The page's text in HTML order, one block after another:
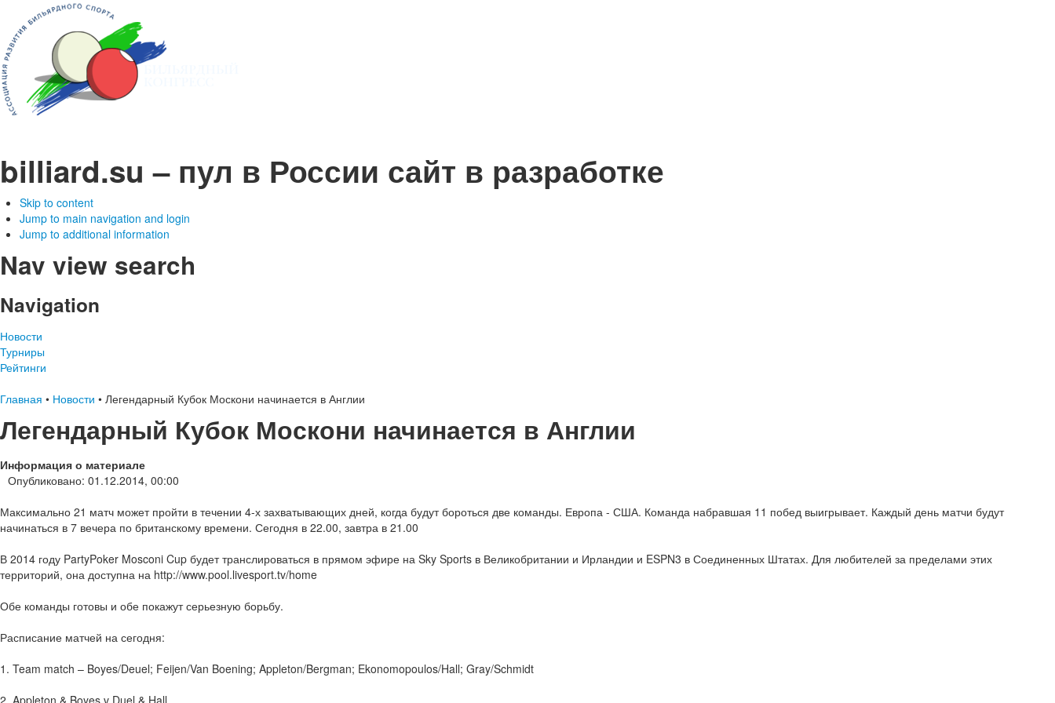
billiard.su – пул в России сайт в разработке
Skip to content
Jump to main navigation and login
Jump to additional information
Nav view search
Navigation
Новости
Турниры
Рейтинги
Главная • Новости • Легендарный Кубок Москони начинается в Англии
Легендарный Кубок Москони начинается в Англии
Информация о материале
Опубликовано: 01.12.2014, 00:00
Максимально 21 матч может пройти в течении 4-х захватывающих дней, когда будут бороться две команды. Европа - США. Команда набравшая 11 побед выигрывает. Каждый день матчи будут
начинаться в 7 вечера по британскому времени. Сегодня в 22.00, завтра в 21.00
В 2014 году PartyPoker Mosconi Cup будет транслироваться в прямом эфире на Sky Sports в Великобритании и Ирландии и ESPN3 в Соединенных Штатах. Для любителей за пределами этих
территорий, она доступна на http://www.pool.livesport.tv/home
Обе команды готовы и обе покажут серьезную борьбу.
Расписание матчей на сегодня:
1. Team match – Boyes/Deuel; Feijen/Van Boening; Appleton/Bergman; Ekonomopoulos/Hall; Gray/Schmidt
2. Appleton & Boyes v Duel & Hall